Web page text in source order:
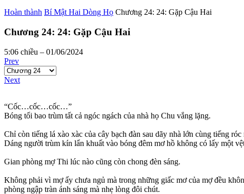
Hoàn thành Bí Mật Hai Dòng Họ Chương 24: 24: Gặp Cậu Hai
Chương 24: 24: Gặp Cậu Hai
5:06 chiều – 01/06/2024
Prev
Next
“Cốc…cốc…cốc…”
Bóng tối bao trùm tất cả ngóc ngách của nhà họ Chu vắng lặng.
Chỉ còn tiếng lá xào xàc của cây bạch đàn sau dãy nhà lớn cùng tiếng
Dáng người trùm kín lẩn khuất vào bóng đêm mơ hồ không có lấy một
Gian phòng mợ Thi lúc nào cũng còn chong đèn sáng.
Không phải vì mợ ấy chưa ngủ mà trong những giấc mơ của mợ đều
phòng ngập tràn ánh sáng mà nhẹ lòng đôi chút.